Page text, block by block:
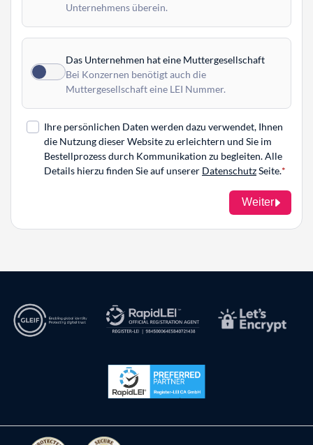
Unternehmens überein.
Das Unternehmen hat eine Muttergesellschaft
Bei Konzernen benötigt auch die
Muttergesellschaft eine LEI Nummer.
Ihre persönlichen Daten werden dazu verwendet, Ihnen
die Nutzung dieser Website zu erleichtern und Sie im
Bestellprozess durch Kommunikation zu begleiten. Alle
Details hierzu finden Sie auf unserer DatenschutzSeite.
Weiter